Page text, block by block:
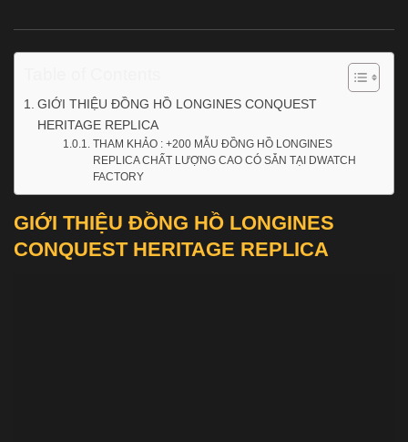
GIỚI THIỆU ĐỒNG HỒ LONGINES CONQUEST
HERITAGE REPLICA
THAM KHẢO : +200 MẪU ĐỒNG HỒ LONGINES
REPLICA CHẤT LƯỢNG CAO CÓ SẴN TẠI DWATCH
FACTORY
GIỚI THIỆU ĐỒNG HỒ LONGINES
CONQUEST HERITAGE REPLICA